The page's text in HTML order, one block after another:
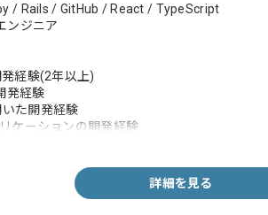
/ Rails / GitHub / React / TypeScript
ンジニア
経験(2年以上)
発経験
いた開発経験
ケーションの開発経験
詳細を見る